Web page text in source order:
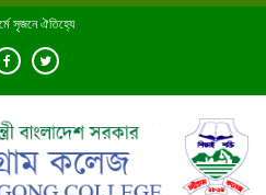
সৃজনে ঐতিহ্যে